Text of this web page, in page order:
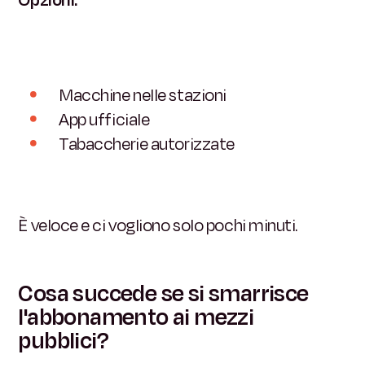
Macchine nelle stazioni
App ufficiale
Tabaccherie autorizzate
È veloce e ci vogliono solo pochi minuti.
Cosa succede se si smarrisce
l'abbonamento ai mezzi
pubblici?